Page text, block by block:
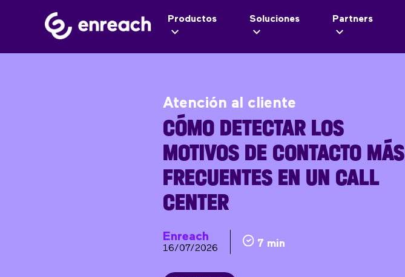
Productos Soluciones Partners
Atención al cliente
CÓMO DETECTAR LOS
MOTIVOS DE CONTACTO MÁS
FRECUENTES EN UN CALL
CENTER
Enreach
16/07/2026 7 min